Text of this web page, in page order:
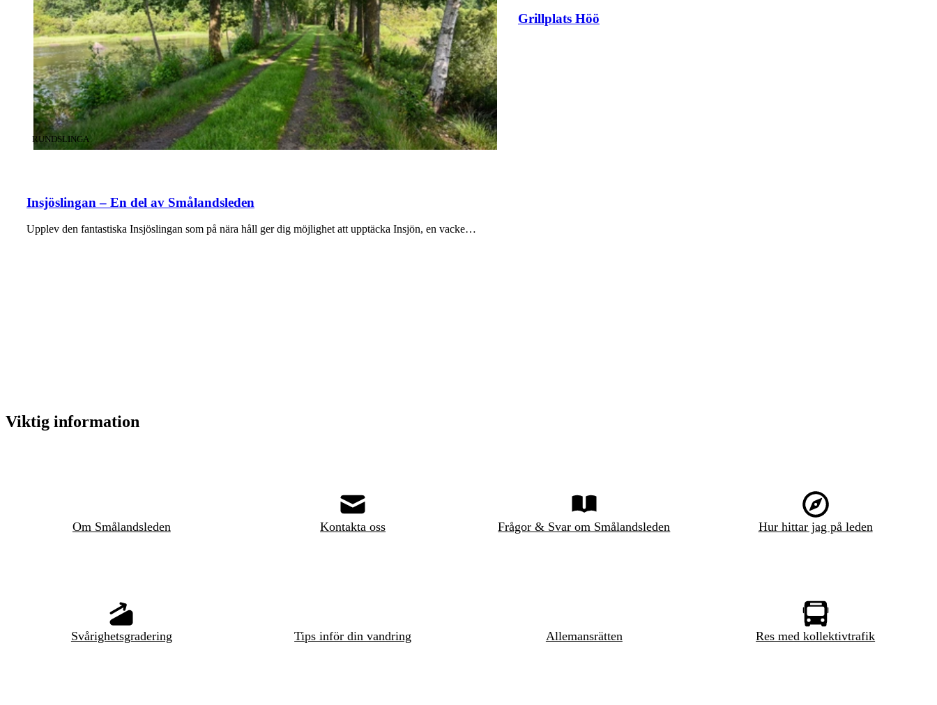
Insjöslingan – En del av Smålandsleden
KATEGORI:
RUNDSLINGA
Upplev den fantastiska Insjöslingan som på nära håll ger dig möjlighet att upptäcka Insjön, en vacke…
Grillplats Höö
Viktig information
Om Smålandsleden Kontakta oss Frågor & Svar om Smålandsleden Hur hittar jag på leden
Svårighetsgradering Tips inför din vandring Allemansrätten Res med kollektivtrafik